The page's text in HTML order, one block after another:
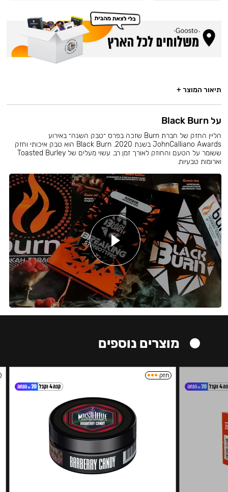
תיאור המוצר +
על Black Burn
הליין החזק של חברת Burn שזכה בפרס ״טבק השנה״ באירוע
JohnCalliano Awards בשנת 2020. Black Burn הוא טבק איכותי וחזק
ששומר על הטעם והחוזק לאורך זמן רב. עשוי מעלים של Toasted Burley
וארומות טבעיות.
מוצרים נוספים
חזק